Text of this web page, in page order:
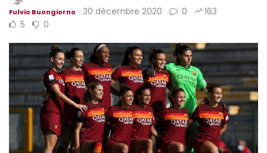
Fulvio Buongiorno 30 décembre 2020 0
163
5
0